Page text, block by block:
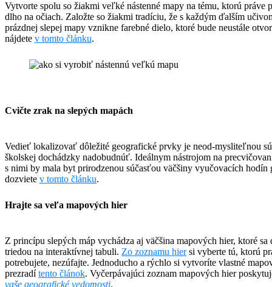
Vytvorte spolu so žiakmi veľké nástenné mapy na tému, ktorú práve
dlho na očiach. Založte so žiakmi tradíciu, že s každým ďalším
prázdnej slepej mapy vznikne farebné dielo, ktoré bude neustále
nájdete v tomto článku.
Cvičte zrak na slepých mapách
Vedieť lokalizovať dôležité geografické prvky je neod-mysliteľnou
školskej dochádzky nadobudnúť. Ideálnym nástrojom na
s nimi by mala byt prirodzenou súčasťou väčšiny vyučovacích
dozviete v tomto článku.
Hrajte sa veľa mapových hier
Z princípu slepých máp vychádza aj väčšina mapových hier, ktoré
triedou na interaktívnej tabuli. Zo zoznamu hiersi vyberte tú, ktorú
potrebujete, nezúfajte. Jednoducho a rýchlo si vytvoríte vlastné
prezradítento článok. Vyčerpávajúci zoznam mapových hier
vaše geografické vedomosti.